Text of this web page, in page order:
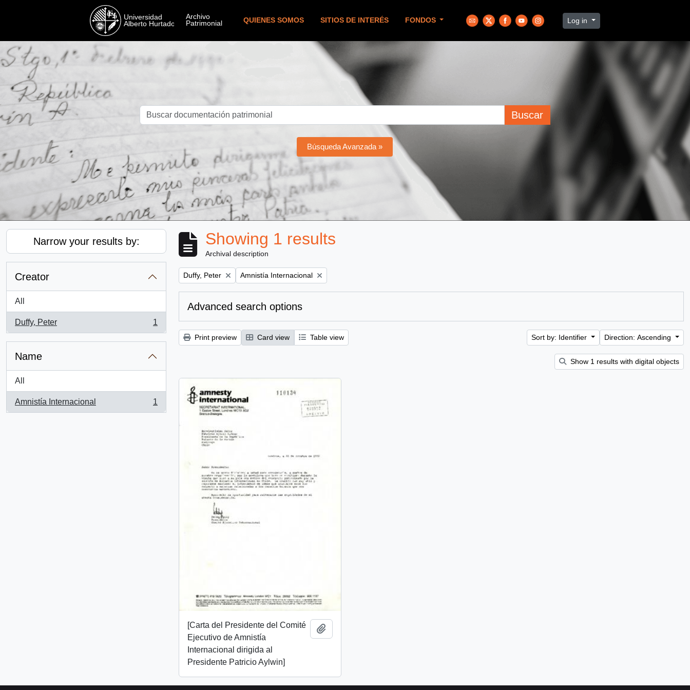
QUIENES SOMOS SITIOS DE INTERÉS FONDOS Log in
Buscar
Búsqueda Avanzada »
Narrow your results by:
Creator
All
Duffy, Peter
, 1 results
1
Name
All
Amnistía Internacional
, 1 results
1
Showing 1 results
Archival description
Remove filter:
Duffy, Peter Remove filter:
Amnistía Internacional
Advanced search options
Print preview Card view Table view Sort by: Identifier Direction: Ascending
Show 1 results with digital objects
[Carta del Presidente del Comité
Ejecutivo de Amnistía
Internacional dirigida al
Presidente Patricio Aylwin]